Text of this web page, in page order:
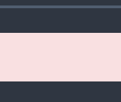
: